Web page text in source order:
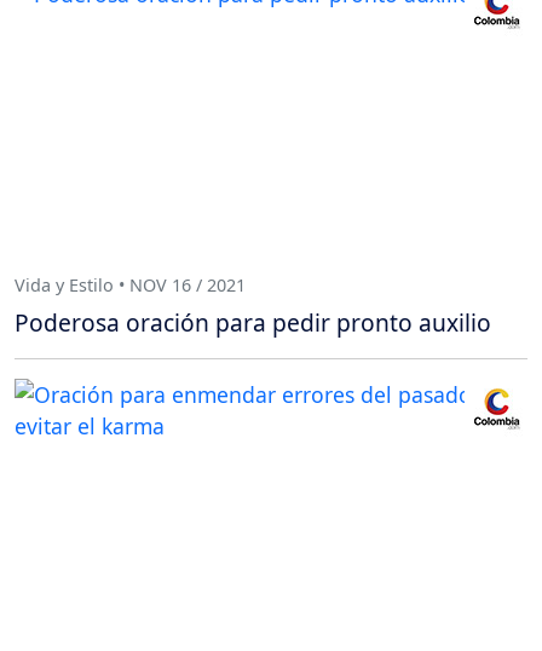
Vida y Estilo • NOV 16 / 2021
Poderosa oración para pedir pronto auxilio